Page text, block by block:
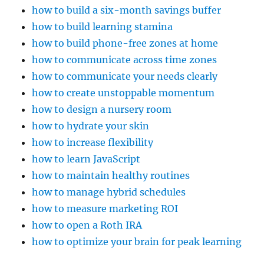
how to build a six-month savings buffer
how to build learning stamina
how to build phone-free zones at home
how to communicate across time zones
how to communicate your needs clearly
how to create unstoppable momentum
how to design a nursery room
how to hydrate your skin
how to increase flexibility
how to learn JavaScript
how to maintain healthy routines
how to manage hybrid schedules
how to measure marketing ROI
how to open a Roth IRA
how to optimize your brain for peak learning